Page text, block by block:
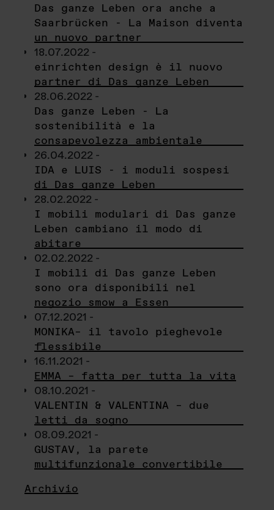
Das ganze Leben ora anche a
Saarbrücken - La Maison diventa
un nuovo partner
18.07.2022 -
einrichten design è il nuovo
partner di Das ganze Leben
28.06.2022 -
Das ganze Leben - La
sostenibilità e la
consapevolezza ambientale
26.04.2022 -
IDA e LUIS - i moduli sospesi
di Das ganze Leben
28.02.2022 -
I mobili modulari di Das ganze
Leben cambiano il modo di
abitare
02.02.2022 -
I mobili di Das ganze Leben
sono ora disponibili nel
negozio smow a Essen
07.12.2021 -
MONIKA– il tavolo pieghevole
flessibile
16.11.2021 -
EMMA – fatta per tutta la vita
08.10.2021 -
VALENTIN & VALENTINA – due
letti da sogno
08.09.2021 -
GUSTAV, la parete
multifunzionale convertibile
Archivio